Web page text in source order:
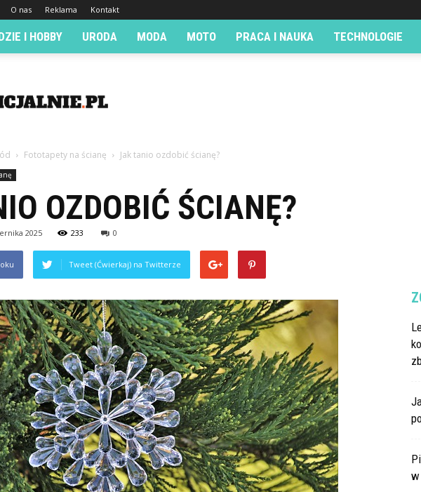
O nas Reklama Kontakt
I HOBBY URODA MODA MOTO PRACA I NAUKA TECHNOLOGIE
Fototapety na ścianę Jak tanio ozdobić ścianę?
OZDOBIĆ ŚCIANĘ?
2025 233 0
Tweet (Ćwierkaj) na Twitterze
w